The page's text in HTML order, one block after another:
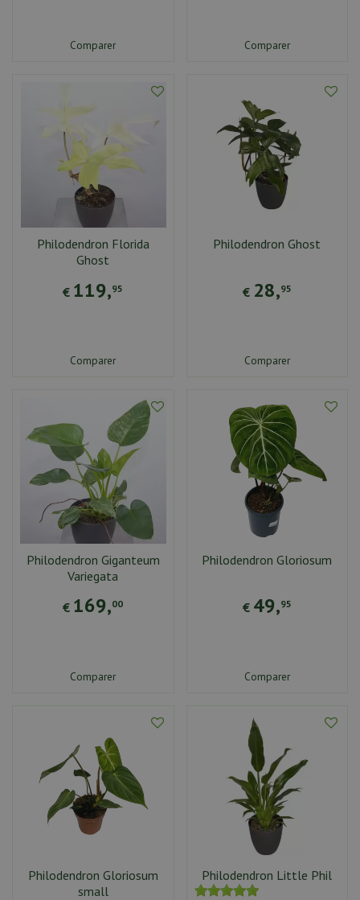
Comparer Comparer
Philodendron Florida
Ghost
€ 119,95
Comparer
Philodendron Ghost
€ 28,95
Comparer
Philodendron Giganteum
Variegata
€ 169,00
Comparer
Philodendron Gloriosum
€ 49,95
Comparer
Philodendron Gloriosum
small
Philodendron Little Phil